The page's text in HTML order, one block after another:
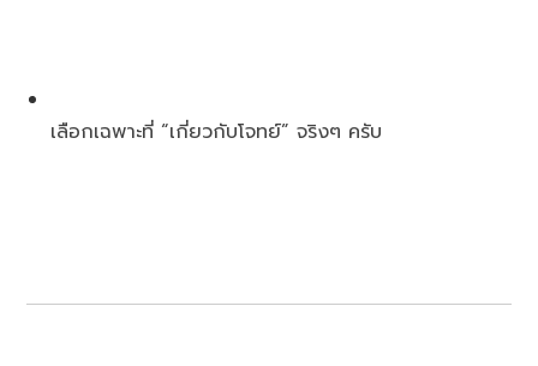
เลือกเฉพาะที่ “เกี่ยวกับโจทย์” จริงๆ ครับ